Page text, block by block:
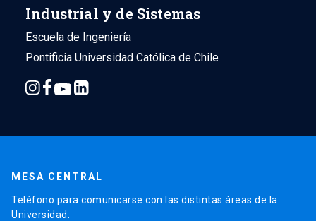
Industrial y de Sistemas
Escuela de Ingeniería
Pontificia Universidad Católica de Chile
MESA CENTRAL
Teléfono para comunicarse con las distintas áreas de la
Universidad.